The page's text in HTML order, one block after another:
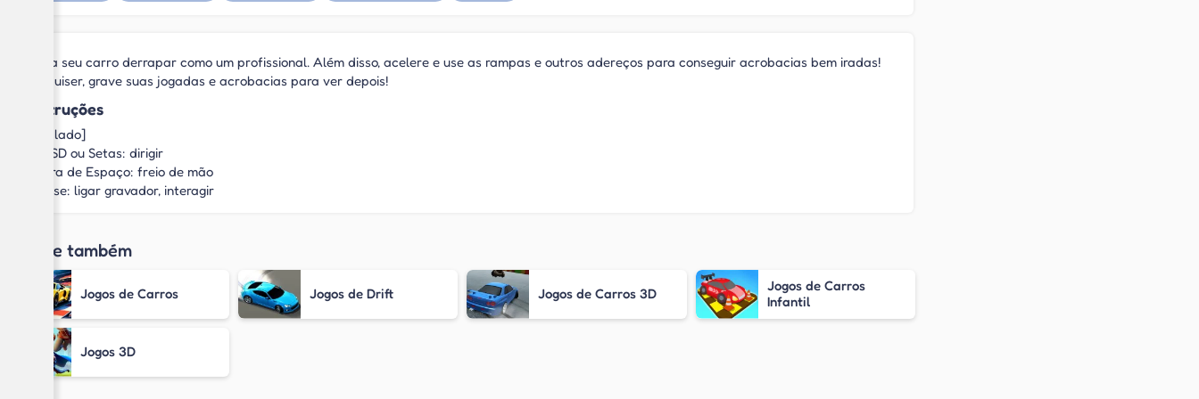
Faça seu carro derrapar como um profissional. Além disso, acelere e use as rampas e outros adereços para conseguir acrobacias bem iradas!
Se quiser, grave suas jogadas e acrobacias para ver depois!
Instruções
[Teclado]
WASD ou Setas: dirigir
Barra de Espaço: freio de mão
Mouse: ligar gravador, interagir
Jogue também
Jogos de Carros Jogos de Drift Jogos de Carros 3D
Jogos de Carros
Infantil
Jogos 3D